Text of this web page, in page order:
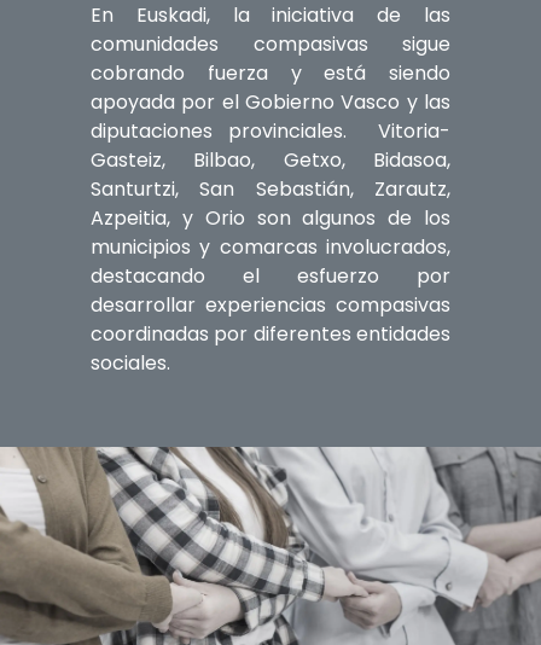
En Euskadi, la iniciativa de las
comunidades compasivas sigue
cobrando fuerza y está siendo
apoyada por el Gobierno Vasco y las
diputaciones provinciales. ​ Vitoria-
Gasteiz, Bilbao, Getxo, Bidasoa,
Santurtzi, San Sebastián, Zarautz,
Azpeitia, y Orio son algunos de los
municipios y comarcas involucrados,
destacando el esfuerzo por
desarrollar experiencias compasivas
coordinadas por diferentes entidades
sociales.